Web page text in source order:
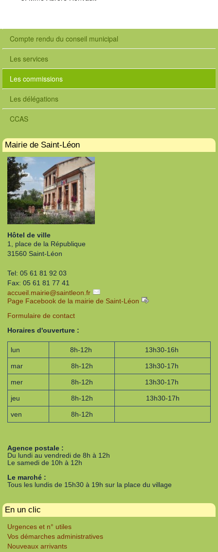
Compte rendu du conseil municipal
Les services
Les commissions
Les délégations
CCAS
Mairie de Saint-Léon
Hôtel de ville
1, place de la République
31560 Saint-Léon
Tel: 05 61 81 92 03
Fax: 05 61 81 77 41
accueil.mairie@saintleon.fr
Page Facebook de la mairie de Saint-Léon
Formulaire de contact
Horaires d'ouverture :
lun 8h-12h 13h30-16h
mar 8h-12h 13h30-17h
mer 8h-12h 13h30-17h
jeu 8h-12h 13h30-17h
ven 8h-12h
Agence postale :
Du lundi au vendredi de 8h à 12h
Le samedi de 10h à 12h
Le marché :
Tous les lundis de 15h30 à 19h sur la place du village
En un clic
Urgences et n° utiles
Vos démarches administratives
Nouveaux arrivants